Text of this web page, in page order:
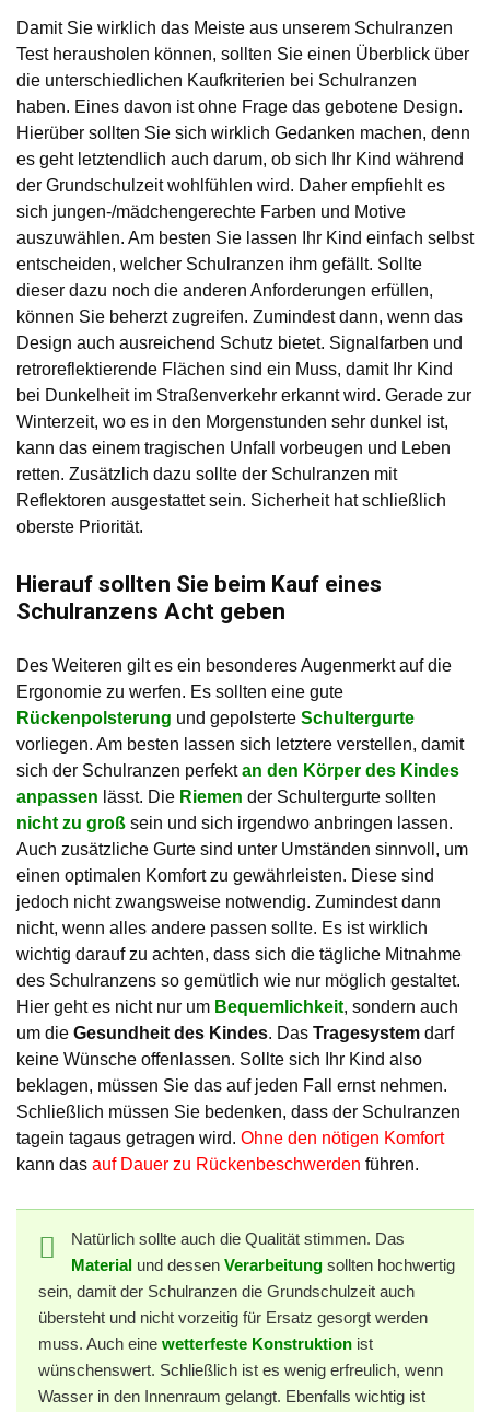
Damit Sie wirklich das Meiste aus unserem Schulranzen
Test herausholen können, sollten Sie einen Überblick über
die unterschiedlichen Kaufkriterien bei Schulranzen
haben. Eines davon ist ohne Frage das gebotene Design.
Hierüber sollten Sie sich wirklich Gedanken machen, denn
es geht letztendlich auch darum, ob sich Ihr Kind während
der Grundschulzeit wohlfühlen wird. Daher empfiehlt es
sich jungen-/mädchengerechte Farben und Motive
auszuwählen. Am besten Sie lassen Ihr Kind einfach selbst
entscheiden, welcher Schulranzen ihm gefällt. Sollte
dieser dazu noch die anderen Anforderungen erfüllen,
können Sie beherzt zugreifen. Zumindest dann, wenn das
Design auch ausreichend Schutz bietet. Signalfarben und
retroreflektierende Flächen sind ein Muss, damit Ihr Kind
bei Dunkelheit im Straßenverkehr erkannt wird. Gerade zur
Winterzeit, wo es in den Morgenstunden sehr dunkel ist,
kann das einem tragischen Unfall vorbeugen und Leben
retten. Zusätzlich dazu sollte der Schulranzen mit
Reflektoren ausgestattet sein. Sicherheit hat schließlich
oberste Priorität.
Hierauf sollten Sie beim Kauf eines
Schulranzens Acht geben
Des Weiteren gilt es ein besonderes Augenmerkt auf die
Ergonomie zu werfen. Es sollten eine gute
Rückenpolsterung und gepolsterte Schultergurte
vorliegen. Am besten lassen sich letztere verstellen, damit
sich der Schulranzen perfektan den Körper des Kindes
anpassen lässt. Die Riemen der Schultergurte sollten
nicht zu groß sein und sich irgendwo anbringen lassen.
Auch zusätzliche Gurte sind unter Umständen sinnvoll, um
einen optimalen Komfort zu gewährleisten. Diese sind
jedoch nicht zwangsweise notwendig. Zumindest dann
nicht, wenn alles andere passen sollte. Es ist wirklich
wichtig darauf zu achten, dass sich die tägliche Mitnahme
des Schulranzens so gemütlich wie nur möglich gestaltet.
Hier geht es nicht nur um Bequemlichkeit, sondern auch
um die Gesundheit des Kindes. Das Tragesystem darf
keine Wünsche offenlassen. Sollte sich Ihr Kind also
beklagen, müssen Sie das auf jeden Fall ernst nehmen.
Schließlich müssen Sie bedenken, dass der Schulranzen
tagein tagaus getragen wird. Ohne den nötigen Komfort
kann das auf Dauer zu Rückenbeschwerden führen.
Natürlich sollte auch die Qualität stimmen. Das
Material und dessen Verarbeitung sollten hochwertig
sein, damit der Schulranzen die Grundschulzeit auch
übersteht und nicht vorzeitig für Ersatz gesorgt werden
muss. Auch eine wetterfeste Konstruktion ist
wünschenswert. Schließlich ist es wenig erfreulich, wenn
Wasser in den Innenraum gelangt. Ebenfalls wichtig ist